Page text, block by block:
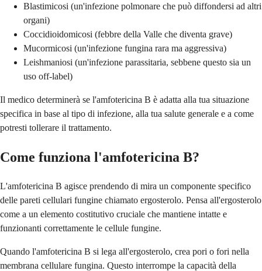
Blastimicosi (un'infezione polmonare che può diffondersi ad altri
organi)
Coccidioidomicosi (febbre della Valle che diventa grave)
Mucormicosi (un'infezione fungina rara ma aggressiva)
Leishmaniosi (un'infezione parassitaria, sebbene questo sia un
uso off-label)
Il medico determinerà se l'amfotericina B è adatta alla tua situazione
specifica in base al tipo di infezione, alla tua salute generale e a come
potresti tollerare il trattamento.
Come funziona l'amfotericina B?
L'amfotericina B agisce prendendo di mira un componente specifico
delle pareti cellulari fungine chiamato ergosterolo. Pensa all'ergosterolo
come a un elemento costitutivo cruciale che mantiene intatte e
funzionanti correttamente le cellule fungine.
Quando l'amfotericina B si lega all'ergosterolo, crea pori o fori nella
membrana cellulare fungina. Questo interrompe la capacità della